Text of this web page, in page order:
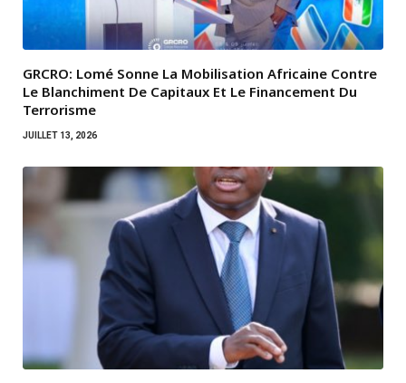
GRCRO: Lomé Sonne La Mobilisation Africaine Contre
Le Blanchiment De Capitaux Et Le Financement Du
Terrorisme
JUILLET 13, 2026